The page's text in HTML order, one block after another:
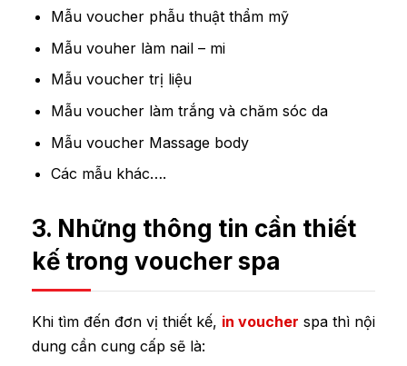
Mẫu voucher phẫu thuật thẩm mỹ
Mẫu vouher làm nail – mi
Mẫu voucher trị liệu
Mẫu voucher làm trắng và chăm sóc da
Mẫu voucher Massage body
Các mẫu khác….
3. Những thông tin cần thiết
kế trong voucher spa
Khi tìm đến đơn vị thiết kế, in voucher spa thì nội
dung cần cung cấp sẽ là: